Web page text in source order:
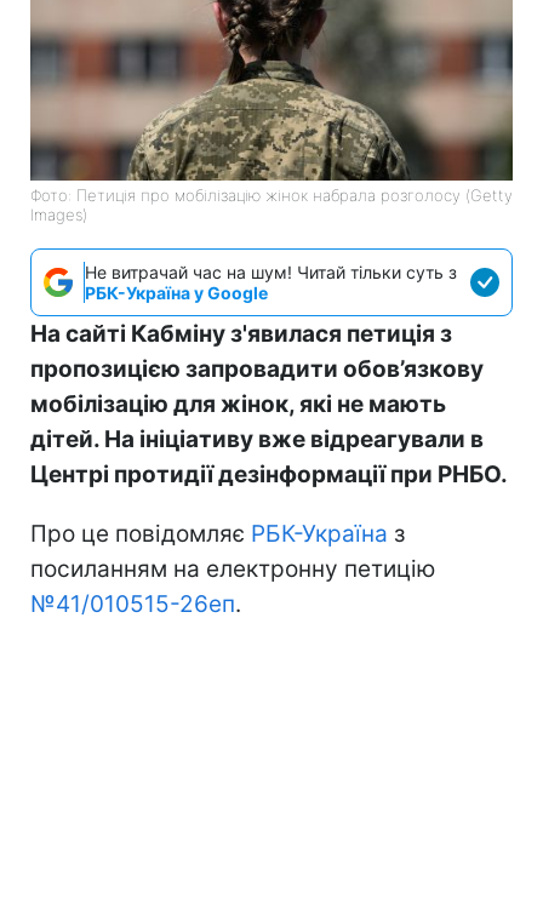
Фото: Петиція про мобілізацію жінок набрала розголосу (Getty
Images)
Не витрачай час на шум! Читай тільки суть з
РБК-Україна у Google
На сайті Кабміну з'явилася петиція з
пропозицією запровадити обов’язкову
мобілізацію для жінок, які не мають
дітей. На ініціативу вже відреагували в
Центрі протидії дезінформації при РНБО.
Про це повідомляє РБК-Україна з
посиланням на електронну петицію
№41/010515-26еп.